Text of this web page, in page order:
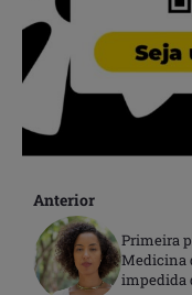
Anterior
Primeira
Medicina
impedida